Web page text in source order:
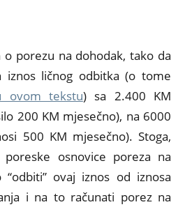
porezu na dohodak, tako da
iznos ličnog odbitka (o tome
ovom tekstu) sa 2.400 KM
200 KM mjesečno), na 6000
500 KM mjesečno). Stoga,
osnovice poreza na
ovaj iznos od iznosa
i na to računati porez na